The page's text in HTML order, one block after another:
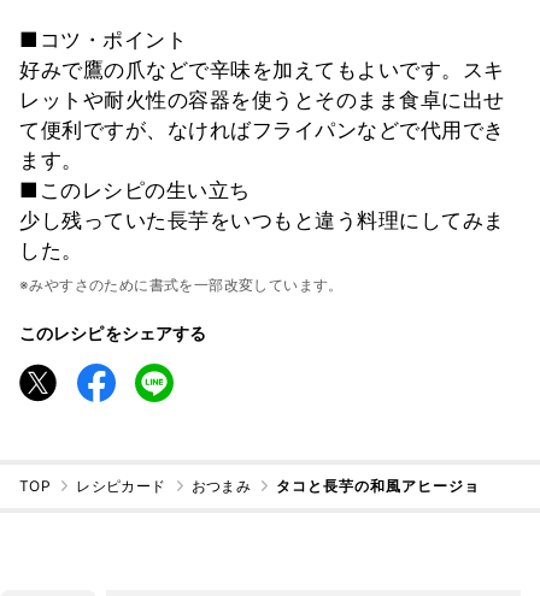
■コツ・ポイント
好みで鷹の爪などで辛味を加えてもよいです。スキ
レットや耐火性の容器を使うとそのまま食卓に出せ
て便利ですが、なければフライパンなどで代用でき
ます。
■このレシピの生い立ち
少し残っていた長芋をいつもと違う料理にしてみま
した。
※みやすさのために書式を一部改変しています。
このレシピをシェアする
TOP レシピカード おつまみ タコと長芋の和風アヒージョ